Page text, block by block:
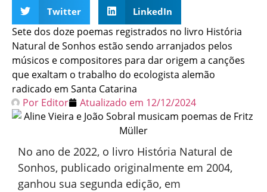
Twitter LinkedIn
Sete dos doze poemas registrados no livro História
Natural de Sonhos estão sendo arranjados pelos
músicos e compositores para dar origem a canções
que exaltam o trabalho do ecologista alemão
radicado em Santa Catarina
Por Editor Atualizado em 12/12/2024
No ano de 2022, o livro História Natural de
Sonhos, publicado originalmente em 2004,
ganhou sua segunda edição, em